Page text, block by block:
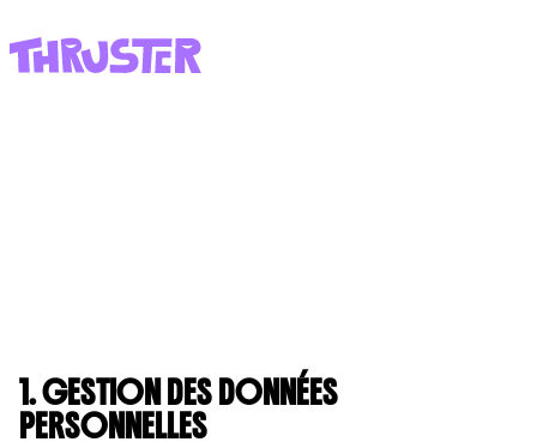
1. GESTION DES DONNÉES
PERSONNELLES